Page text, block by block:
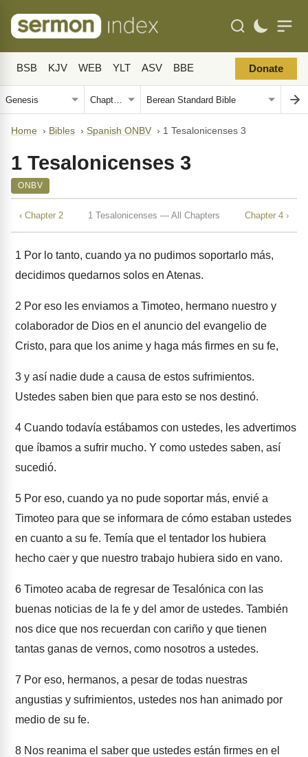
BSB KJV WEB YLT ASV BBE Donate
Home › Bibles › Spanish ONBV › 1 Tesalonicenses 3
1 Tesalonicenses 3
ONBV
‹ Chapter 2 1 Tesalonicenses — All Chapters Chapter 4 ›
1 Por lo tanto, cuando ya no pudimos soportarlo más,
decidimos quedarnos solos en Atenas.
2 Por eso les enviamos a Timoteo, hermano nuestro y
colaborador de Dios en el anuncio del evangelio de
Cristo, para que los anime y haga más firmes en su fe,
3 y así nadie dude a causa de estos sufrimientos.
Ustedes saben bien que para esto se nos destinó.
4 Cuando todavía estábamos con ustedes, les advertimos
que íbamos a sufrir mucho. Y como ustedes saben, así
sucedió.
5 Por eso, cuando ya no pude soportar más, envié a
Timoteo para que se informara de cómo estaban ustedes
en cuanto a su fe. Temía que el tentador los hubiera
hecho caer y que nuestro trabajo hubiera sido en vano.
6 Timoteo acaba de regresar de Tesalónica con las
buenas noticias de la fe y del amor de ustedes. También
nos dice que nos recuerdan con cariño y que tienen
tantas ganas de vernos, como nosotros a ustedes.
7 Por eso, hermanos, a pesar de todas nuestras
angustias y sufrimientos, ustedes nos han animado por
medio de su fe.
8 Nos reanima el saber que ustedes están firmes en el